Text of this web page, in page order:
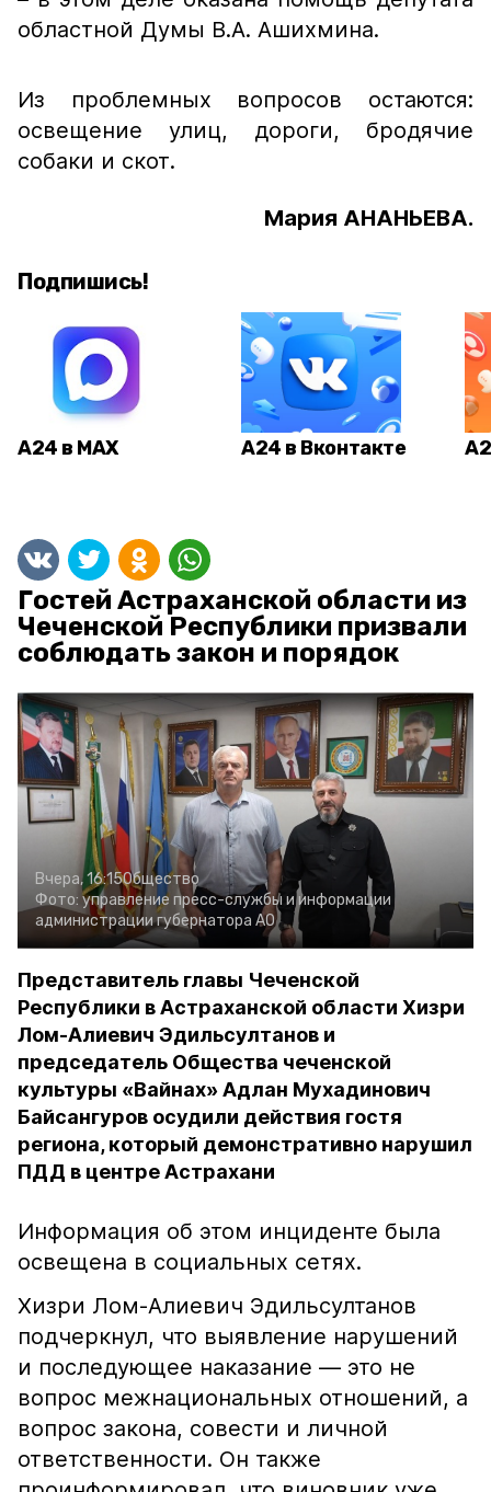
областной Думы В.А. Ашихмина.
Из проблемных вопросов остаются:
освещение улиц, дороги, бродячие
собаки и скот.
Мария АНАНЬЕВА.
Подпишись!
А24 в MAX А24 в Вконтакте
Гостей Астраханской области из
Чеченской Республики призвали
соблюдать закон и порядок
Вчера, 16:15Общество
Фото: управление пресс-службы и информации
администрации губернатора АО
Представитель главы Чеченской
Республики в Астраханской области Хизри
Лом-Алиевич Эдильсултанов и
председатель Общества чеченской
культуры «Вайнах» Адлан Мухадинович
Байсангуров осудили действия гостя
региона, который демонстративно нарушил
ПДД в центре Астрахани
Информация об этом инциденте была
освещена в социальных сетях.
Хизри Лом-Алиевич Эдильсултанов
подчеркнул, что выявление нарушений
и последующее наказание — это не
вопрос межнациональных отношений, а
вопрос закона, совести и личной
ответственности. Он также